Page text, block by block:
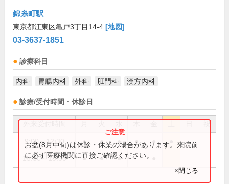
錦糸町駅
東京都江東区亀戸3丁目14-4 [地図]
03-3637-1851
診療科目
内科 胃腸内科 外科 肛門科 漢方内科
診療/受付時間・休診日
祝
9:00～12:30 ● ● ● ● ●
15:30～18:30 ● ● ●
お盆(8月中旬)は休診・休業の場合があります。来院前
に必ず医療機関に直接ご確認ください。
×閉じる